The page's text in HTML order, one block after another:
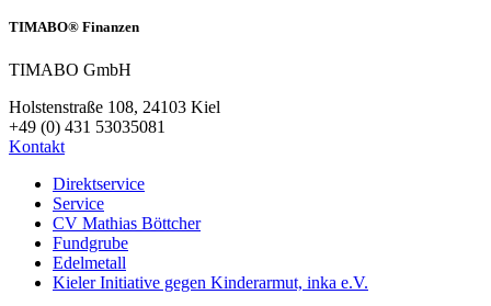
TIMABO® Finanzen
TIMABO GmbH
Holstenstraße 108, 24103 Kiel
+49 (0) 431 53035081
Kontakt
Direktservice
Service
CV Mathias Böttcher
Fundgrube
Edelmetall
Kieler Initiative gegen Kinderarmut, inka e.V.